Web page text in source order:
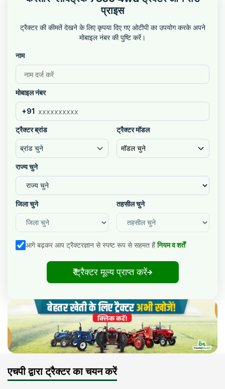
प्राइस
ट्रैक्टर की कीमतें देखने के लिए कृपया दिए गए ओटीपी का उपयोग करके अपने
मोबाइल नंबर की पुष्टि करें।
नाम
मोबाइल नंबर
+91
ट्रैक्टर ब्रांड
ब्रांड चुने
ट्रैक्टर मॉडल
मॉडल चुने
राज्य चुने
जिला चुने तहसील चुने
आगे बढ़कर आप ट्रैक्टरज्ञान से स्पष्ट रूप से सहमत हैं नियम व शर्तें
₹ ट्रैक्टर मूल्य प्राप्त करें
एचपी द्वारा ट्रैक्टर का चयन करें